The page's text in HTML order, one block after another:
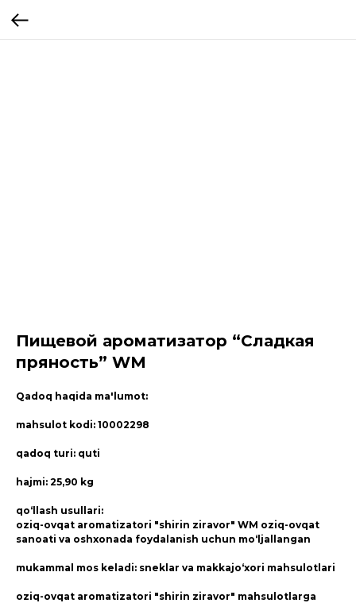
Пищевой ароматизатор “Сладкая
пряность” WM
Qadoq haqida ma'lumot:
mahsulot kodi: 10002298
qadoq turi: quti
hajmi: 25,90 kg
qo‘llash usullari:
oziq-ovqat aromatizatori "shirin ziravor" WM oziq-ovqat
sanoati va oshxonada foydalanish uchun mo‘ljallangan
mukammal mos keladi: sneklar va makkajo‘xori mahsulotlari
oziq-ovqat aromatizatori "shirin ziravor" mahsulotlarga